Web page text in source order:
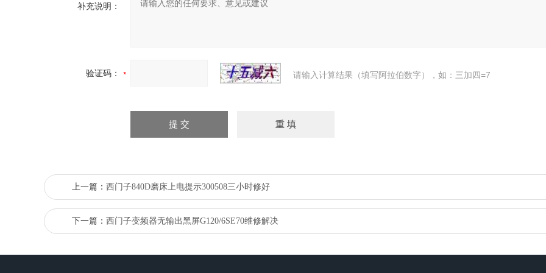
补充说明：
验证码： 请输入计算结果（填写阿拉伯数字），如：三加四=7
上一篇： 西门子840D磨床上电提示300508三小时修好
下一篇： 西门子变频器无输出黑屏G120/6SE70维修解决